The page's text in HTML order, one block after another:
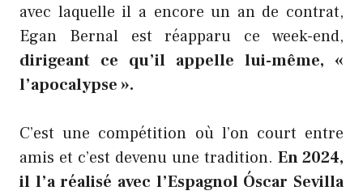
avec laquelle il a encore un an de contrat,
Egan Bernal est réapparu ce week-end,
dirigeant ce qu’il appelle lui-même, «
l’apocalypse ».
C’est une compétition où l’on court entre
amis et c’est devenu une tradition. En 2024,
il l’a réalisé avec l’Espagnol Óscar Sevilla